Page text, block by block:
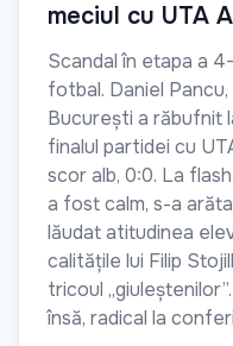
meciul cu UTA
Scandal în etapa a
fotbal. Daniel
București a răbufnit
finalul partidei cu
scor alb, 0:0. La
a fost calm, s-a
lăudat atitudinea
calitățile lui Filip
tricoul
însă, radical la